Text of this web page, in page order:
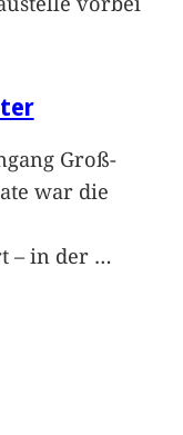
Groß-
war die
– in der …